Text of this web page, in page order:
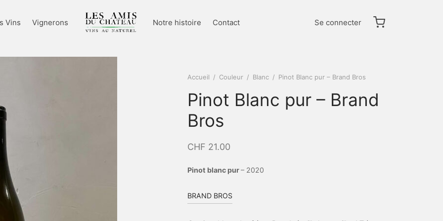
Vins Vignerons Notre histoire Contact Se connecter
Accueil / Couleur / Blanc / Pinot Blanc pur – Brand Bros
Pinot Blanc pur – Brand
Bros
CHF 21.00
Pinot blanc pur– 2020
BRAND BROS